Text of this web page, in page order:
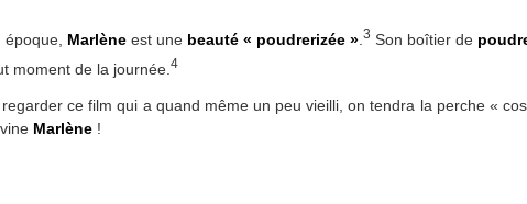
Marlèneest une beauté « poudrerizée » .3 Son boîtier de
moment de la journée. 4
ce film qui a quand même un peu vieilli, on tendra la perche «
Marlène !